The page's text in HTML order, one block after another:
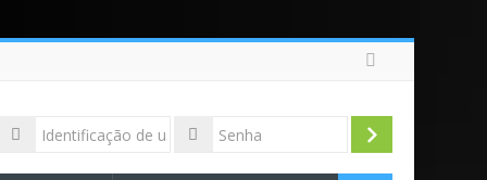
Acessar